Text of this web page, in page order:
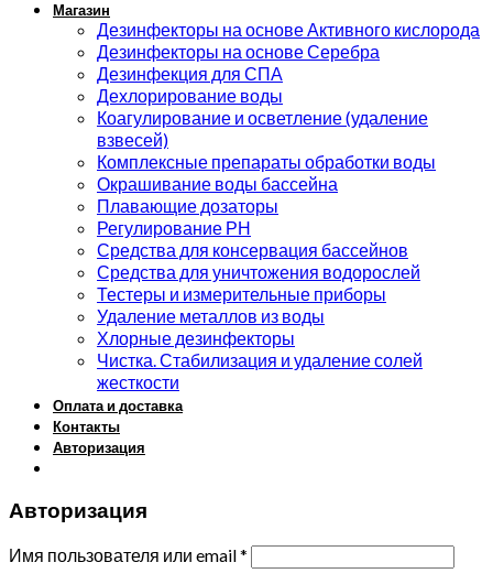
Магазин
Дезинфекторы на основе Активного кислорода
Дезинфекторы на основе Серебра
Дезинфекция для СПА
Дехлорирование воды
Коагулирование и осветление (удаление
взвесей)
Комплексные препараты обработки воды
Окрашивание воды бассейна
Плавающие дозаторы
Регулирование РН
Средства для консервация бассейнов
Средства для уничтожения водорослей
Тестеры и измерительные приборы
Удаление металлов из воды
Хлорные дезинфекторы
Чистка. Стабилизация и удаление солей
жесткости
Оплата и доставка
Контакты
Авторизация
Авторизация
Имя пользователя или email*